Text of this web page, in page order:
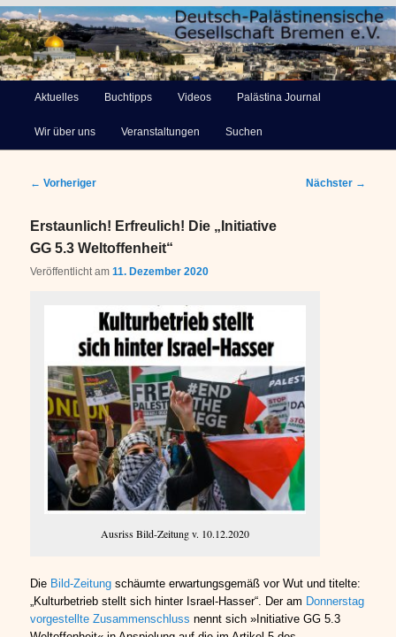
Deutsch-Palästinensische
Zum
primären
Aktuelles Buchtipps Videos Palästina Journal
Wir über uns Veranstaltungen Suchen
Beitragsnavigation
← Vorheriger Nächster →
Erstaunlich! Erfreulich! Die „Initiative
GG 5.3 Weltoffenheit“
Veröffentlicht am11. Dezember 2020
Ausriss Bild-Zeitung v. 10.12.2020
Die Bild-Zeitung schäumte erwartungsgemäß vor Wut und titelte:
„Kulturbetrieb stellt sich hinter Israel-Hasser“. Der am Donnerstag
vorgestellte Zusammenschluss nennt sich »Initiative GG 5.3